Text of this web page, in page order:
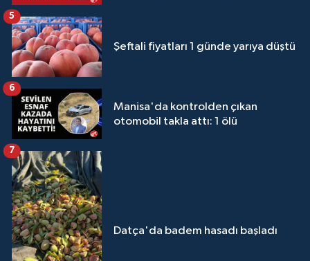
Şeftali fiyatları 1 günde yarıya düştü
5
Manisa'da kontrolden çıkan
otomobil takla attı: 1 ölü
6
Datça'da badem hasadı başladı
7